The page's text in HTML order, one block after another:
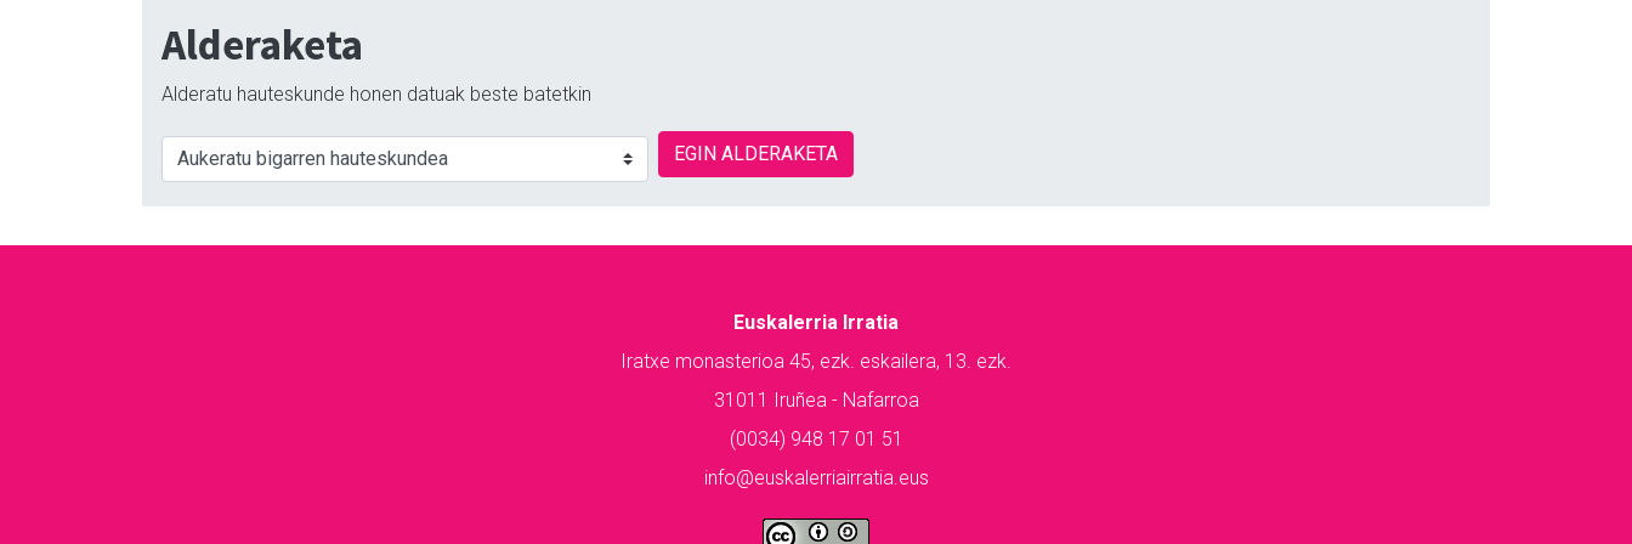
Alderaketa
Alderatu hauteskunde honen datuak beste batetkin
EGIN ALDERAKETA
Euskalerria Irratia
Iratxe monasterioa 45, ezk. eskailera, 13. ezk.
31011 Iruñea - Nafarroa
(0034) 948 17 01 51
info@euskalerriairratia.eus